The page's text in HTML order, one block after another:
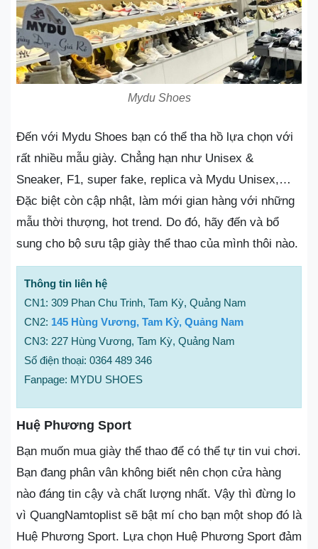
Mydu Shoes
Đến với Mydu Shoes bạn có thể tha hồ lựa chọn với
rất nhiều mẫu giày. Chẳng hạn như Unisex &
Sneaker, F1, super fake, replica và Mydu Unisex,…
Đặc biệt còn cập nhật, làm mới gian hàng với những
mẫu thời thượng, hot trend. Do đó, hãy đến và bổ
sung cho bộ sưu tập giày thể thao của mình thôi nào.
Thông tin liên hệ
CN1: 309 Phan Chu Trinh, Tam Kỳ, Quảng Nam
CN2: 145 Hùng Vương, Tam Kỳ, Quảng Nam
CN3: 227 Hùng Vương, Tam Kỳ, Quảng Nam
Số điện thoại: 0364 489 346
Fanpage: MYDU SHOES
Huệ Phương Sport
Bạn muốn mua giày thể thao để có thể tự tin vui chơi.
Bạn đang phân vân không biết nên chọn cửa hàng
nào đáng tin cậy và chất lượng nhất. Vậy thì đừng lo
vì QuangNamtoplist sẽ bật mí cho bạn một shop đó là
Huệ Phương Sport. Lựa chọn Huệ Phương Sport đảm